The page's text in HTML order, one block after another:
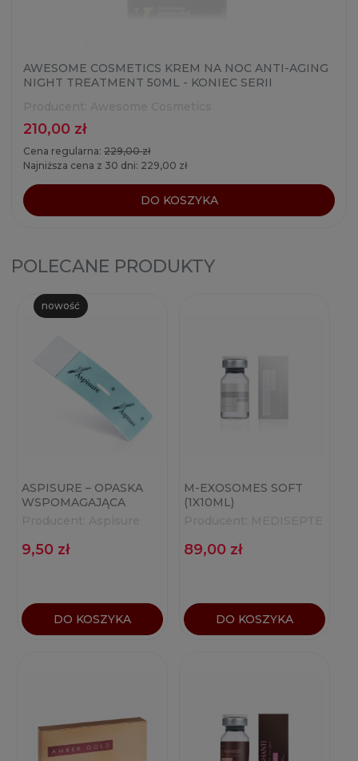
AWESOME COSMETICS KREM NA NOC ANTI-AGING
NIGHT TREATMENT 50ML - KONIEC SERII
210,00 zł
Cena regularna: 229,00 zł
Najniższa cena z 30 dni: 229,00 zł
DO KOSZYKA
POLECANE PRODUKTY
ASPISURE – OPASKA
WSPOMAGAJĄCA
9,50 zł
DO KOSZYKA
nowość
M-EXOSOMES SOFT
(1X10ML)
89,00 zł
DO KOSZYKA